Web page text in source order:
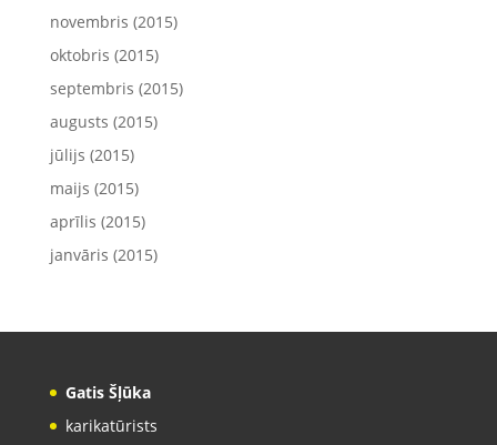
novembris (2015)
oktobris (2015)
septembris (2015)
augusts (2015)
jūlijs (2015)
maijs (2015)
aprīlis (2015)
janvāris (2015)
Gatis Šļūka
karikatūrists